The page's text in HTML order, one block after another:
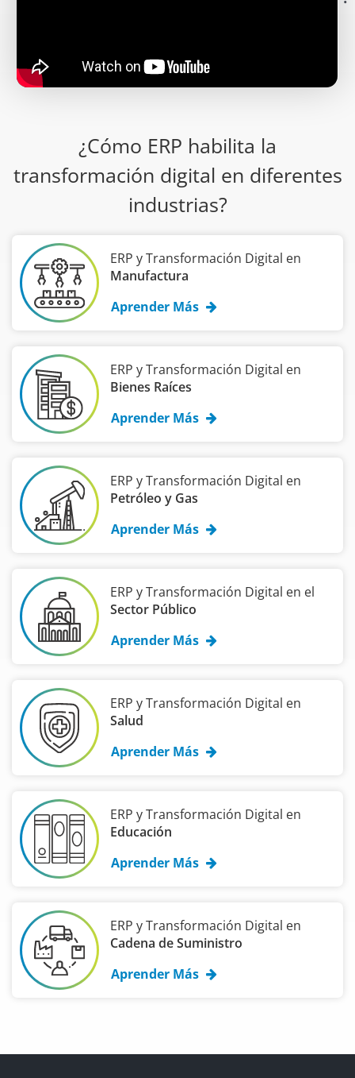
¿Cómo ERP habilita la
transformación digital en diferentes
industrias?
ERP y Transformación Digital en
Manufactura
Aprender Más
ERP y Transformación Digital en
Bienes Raíces
Aprender Más
ERP y Transformación Digital en
Petróleo y Gas
Aprender Más
ERP y Transformación Digital en el
Sector Público
Aprender Más
ERP y Transformación Digital en
Salud
Aprender Más
ERP y Transformación Digital en
Educación
Aprender Más
ERP y Transformación Digital en
Cadena de Suministro
Aprender Más